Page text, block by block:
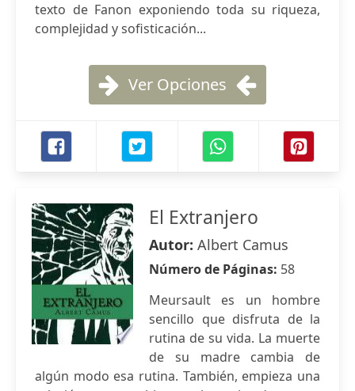
texto de Fanon exponiendo toda su riqueza,
complejidad y sofisticación...
Ver Opciones
El Extranjero
Autor: Albert Camus
Número de Páginas: 58
Meursault es un hombre
sencillo que disfruta de la
rutina de su vida. La muerte
de su madre cambia de
algún modo esa rutina. También, empieza una